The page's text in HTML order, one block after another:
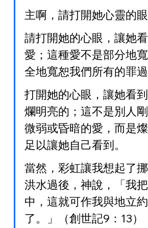
主啊，請打開她心靈的眼
請打開她的心眼，讓她
愛；這種愛不是部分地
全地寬恕我們所有的罪過
打開她的心眼，讓她看
爛明亮的；這不是別人
微弱或昏暗的愛，而是
足以讓她自己看到。
當然，彩虹讓我想起了挪
洪水過後，神說，「我
中，這就可作我與地立
了。」（創世記9：13）